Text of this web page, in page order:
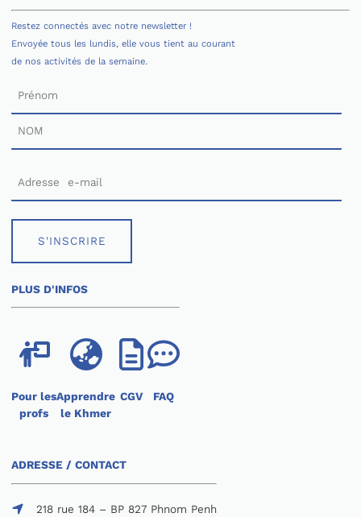
Restez connectés avec notre newsletter !
Envoyée tous les lundis, elle vous tient au courant
de nos activités de la semaine.
S'INSCRIRE
PLUS D'INFOS
Pour les
profs
Apprendre
le Khmer
CGV FAQ
ADRESSE / CONTACT
218 rue 184 – BP 827 Phnom Penh